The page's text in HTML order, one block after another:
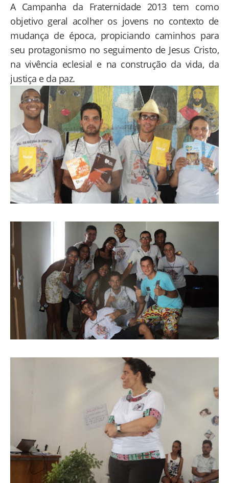
A Campanha da Fraternidade 2013 tem como
objetivo geral acolher os jovens no contexto de
mudança de época, propiciando caminhos para
seu protagonismo no seguimento de Jesus Cristo,
na vivência eclesial e na construção da vida, da
justiça e da paz.